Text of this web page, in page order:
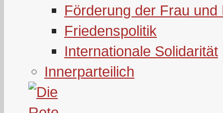
Förderung der Frau und
Friedenspolitik
Internationale Solidarität
Innerparteilich